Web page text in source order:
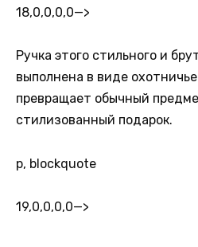
18,0,0,0,0—>
Ручка этого стильного и
выполнена в виде
превращает обычный
стилизованный подарок.
p, blockquote
19,0,0,0,0—>